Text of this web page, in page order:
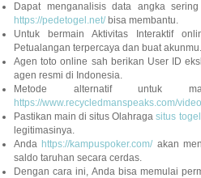
Dapat menganalisis data angka
https://pedetogel.net/bisa membantu.
Untuk bermain Aktivitas Interaktif
Petualangan terpercaya dan buat akunmu.
Agen toto online sah berikan User ID
agen resmi di Indonesia.
Metode alternatif untuk
https://www.recycledmanspeaks.com/
Pastikan main di situs Olahragasitus togel
legitimasinya.
Anda https://kampuspoker.com/akan
saldo taruhan secara cerdas.
Dengan cara ini, Anda bisa memulai